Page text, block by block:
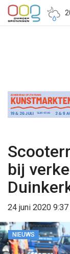
bij
24 juni 2020 9:37
NIEUWS